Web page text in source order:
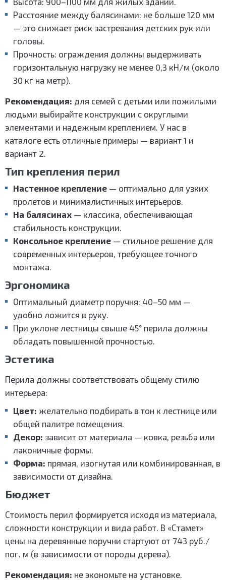
Расстояние между балясинами: не больше 120 мм
— это снижает риск застревания детских рук или
головы.
Прочность: ограждения должны выдерживать
горизонтальную нагрузку не менее 0,3 кН/м (около
30 кг на метр).
Рекомендация: для семей с детьми или пожилыми
людьми выбирайте конструкции с округлыми
элементами и надежным креплением. У нас в
каталоге есть отличные примеры — вариант 1 и
вариант 2.
Тип крепления перил
Настенное крепление — оптимально для узких
пролетов и минималистичных интерьеров.
На балясинах — классика, обеспечивающая
стабильность конструкции.
Консольное крепление — стильное решение для
современных интерьеров, требующее точного
монтажа.
Эргономика
Оптимальный диаметр поручня: 40–50 мм —
удобно ложится в руку.
При уклоне лестницы свыше 45° перила должны
обладать повышенной прочностью.
Эстетика
Перила должны соответствовать общему стилю
интерьера:
Цвет: желательно подбирать в тон к лестнице или
общей палитре помещения.
Декор: зависит от материала — ковка, резьба или
лаконичные формы.
Форма: прямая, изогнутая или комбинированная, в
зависимости от дизайна.
Бюджет
Стоимость перил формируется исходя из материала,
сложности конструкции и вида работ. В «Стамет»
цены на деревянные поручни стартуют от 743 руб./
пог. м (в зависимости от породы дерева).
Рекомендация: не экономьте на установке.